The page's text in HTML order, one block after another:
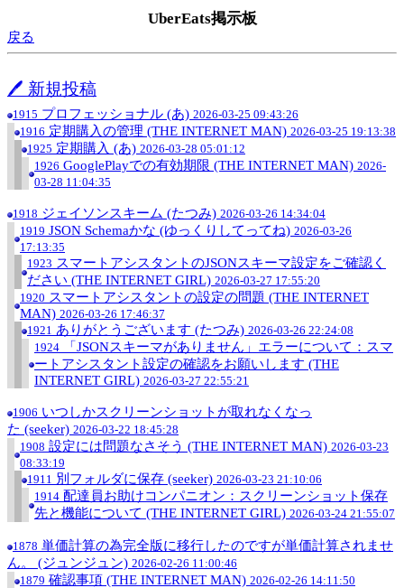
UberEats掲示板
戻る
🖊 新規投稿
1915 プロフェッショナル (あ) 2026-03-25 09:43:26
1916 定期購入の管理 (THE INTERNET MAN) 2026-03-25 19:13:38
1925 定期購入 (あ) 2026-03-28 05:01:12
1926 GooglePlayでの有効期限 (THE INTERNET MAN) 2026-
03-28 11:04:35
1918 ジェイソンスキーム (たつみ) 2026-03-26 14:34:04
1919 JSON Schemaかな (ゆっくりしてってね) 2026-03-26
17:13:35
1923 スマートアシスタントのJSONスキーマ設定をご確認く
ださい (THE INTERNET GIRL) 2026-03-27 17:55:20
1920 スマートアシスタントの設定の問題 (THE INTERNET
MAN) 2026-03-26 17:46:37
1921 ありがとうございます (たつみ) 2026-03-26 22:24:08
1924 「JSONスキーマがありません」エラーについて：スマ
ートアシスタント設定の確認をお願いします (THE
INTERNET GIRL) 2026-03-27 22:55:21
1906 いつしかスクリーンショットが取れなくなっ
た (seeker) 2026-03-22 18:45:28
1908 設定には問題なさそう (THE INTERNET MAN) 2026-03-23
08:33:19
1911 別フォルダに保存 (seeker) 2026-03-23 21:10:06
1914 配達員お助けコンパニオン：スクリーンショット保存
先と機能について (THE INTERNET GIRL) 2026-03-24 21:55:07
1878 単価計算の為完全版に移行したのですが単価計算されませ
ん。 (ジュンジュン) 2026-02-26 11:00:46
1879 確認事項 (THE INTERNET MAN) 2026-02-26 14:11:50